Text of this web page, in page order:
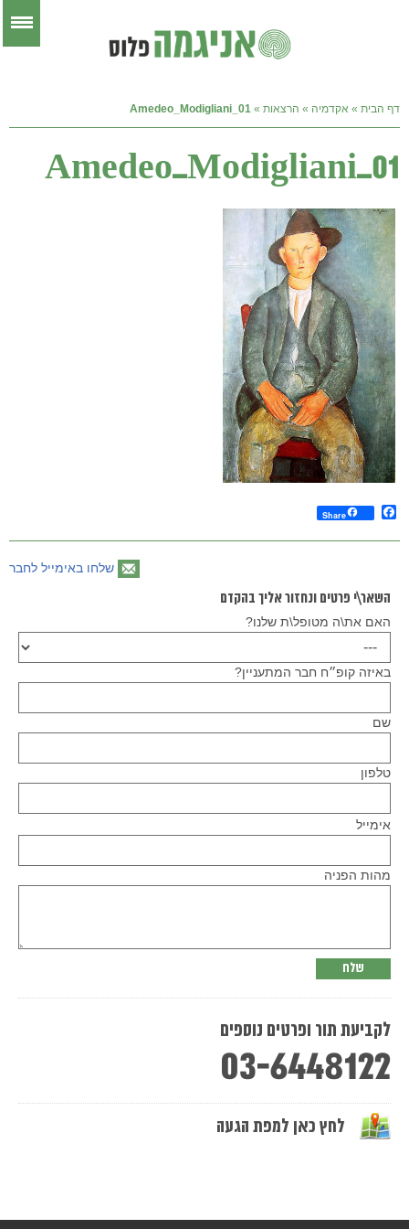
דף הבית » אקדמיה » הרצאות »
Amedeo_Modigliani_01
Amedeo_Modigliani_01
Facebook
Share
שלחו באימייל לחבר
השאר\י פרטים ונחזור אליך בהקדם
האם את\ה מטופל\ת שלנו?
באיזה קופ״ח חבר המתעניין?
שם
טלפון
leave
אימייל
מהות הפניה
לקביעת תור ופרטים נוספים
03-6448122
לחץ כאן למפת הגעה